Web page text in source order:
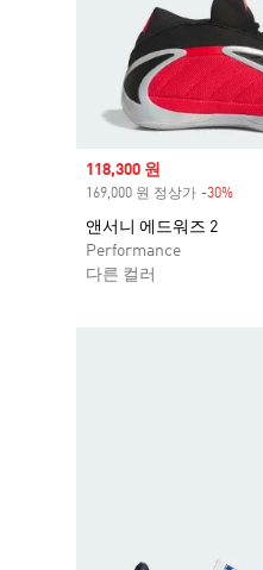
Sale price
118,300 원
169,000 원 정상가 -30%
앤서니 에드워즈 2
Performance
다른 컬러